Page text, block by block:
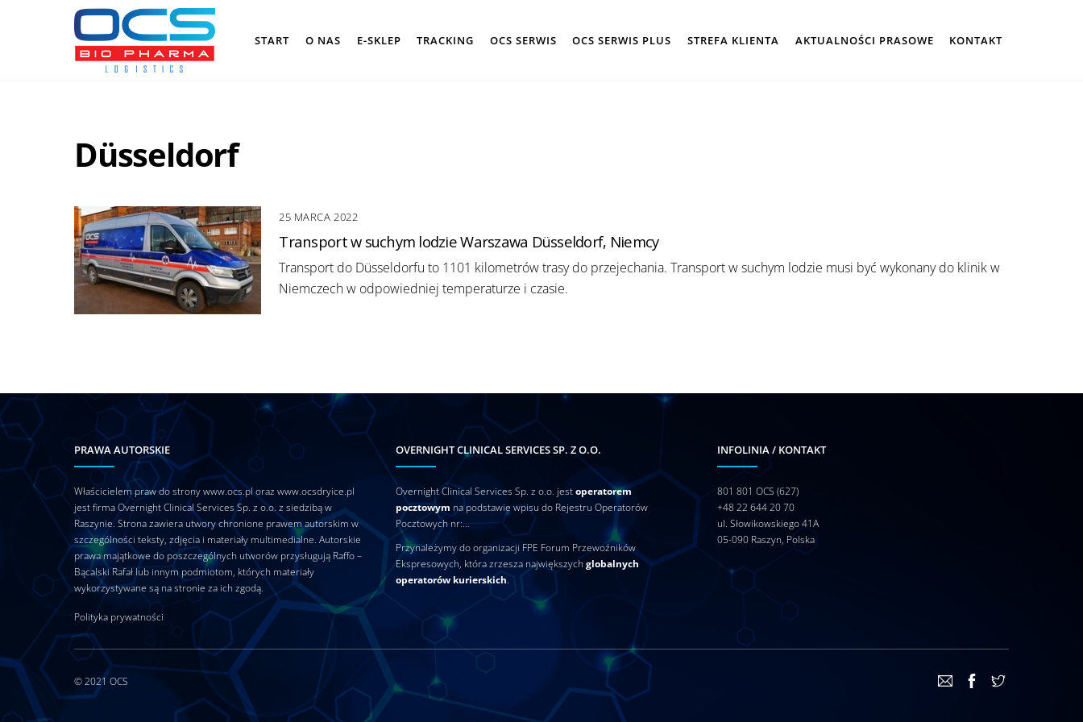
START O NAS E-SKLEP TRACKING OCS SERWIS OCS SERWIS PLUS STREFA KLIENTA AKTUALNOŚCI PRASOWE KONTAKT
Düsseldorf
25 MARCA 2022
Transport w suchym lodzie Warszawa Düsseldorf, Niemcy
Transport do Düsseldorfu to 1101 kilometrów trasy do przejechania. Transport w suchym lodzie musi być wykonany do klinik w
Niemczech w odpowiedniej temperaturze i czasie.
PRAWA AUTORSKIE
Właścicielem praw do strony www.ocs.pl oraz www.ocsdryice.pl
jest firma Overnight Clinical Services Sp. z o.o. z siedzibą w
Raszynie. Strona zawiera utwory chronione prawem autorskim w
szczególności teksty, zdjęcia i materiały multimedialne. Autorskie
prawa majątkowe do poszczególnych utworów przysługują Raffo –
Bącalski Rafał lub innym podmiotom, których materiały
wykorzystywane są na stronie za ich zgodą.
Polityka prywatności
OVERNIGHT CLINICAL SERVICES SP. Z O.O.
Overnight Clinical Services Sp. z o.o. jestoperatorem
pocztowym na podstawie wpisu do Rejestru Operatorów
Pocztowych nr:…
Przynależymy do organizacji FPE Forum Przewoźników
Ekspresowych, która zrzesza największychglobalnych
operatorów kurierskich.
INFOLINIA / KONTAKT
801 801 OCS (627)
+48 22 644 20 70
ul. Słowikowskiego 41A
05-090 Raszyn, Polska
© 2021OCS